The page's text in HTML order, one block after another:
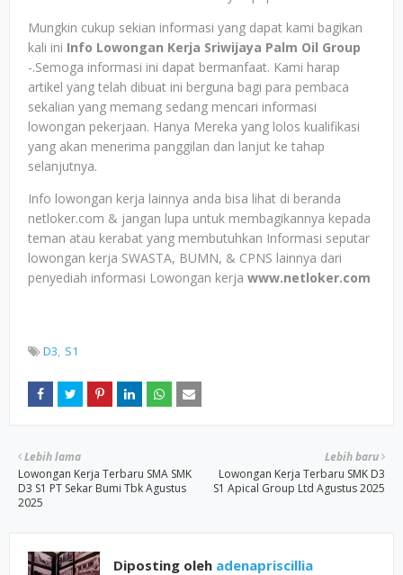
Mungkin cukup sekian informasi yang dapat kami bagikan
kali ini Info Lowongan Kerja Sriwijaya Palm Oil Group
-.Semoga informasi ini dapat bermanfaat. Kami harap
artikel yang telah dibuat ini berguna bagi para pembaca
sekalian yang memang sedang mencari informasi
lowongan pekerjaan. Hanya Mereka yang lolos kualifikasi
yang akan menerima panggilan dan lanjut ke tahap
selanjutnya.
Info lowongan kerja lainnya anda bisa lihat di beranda
netloker.com & jangan lupa untuk membagikannya kepada
teman atau kerabat yang membutuhkan Informasi seputar
lowongan kerja SWASTA, BUMN, & CPNS lainnya dari
penyediah informasi Lowongan kerja www.netloker.com
D3 S1
Lebih baru
Lowongan Kerja Terbaru SMK D3
S1 Apical Group Ltd Agustus 2025
Lebih lama
Lowongan Kerja Terbaru SMA SMK
D3 S1 PT Sekar Bumi Tbk Agustus
2025
Diposting oleh adenapriscillia